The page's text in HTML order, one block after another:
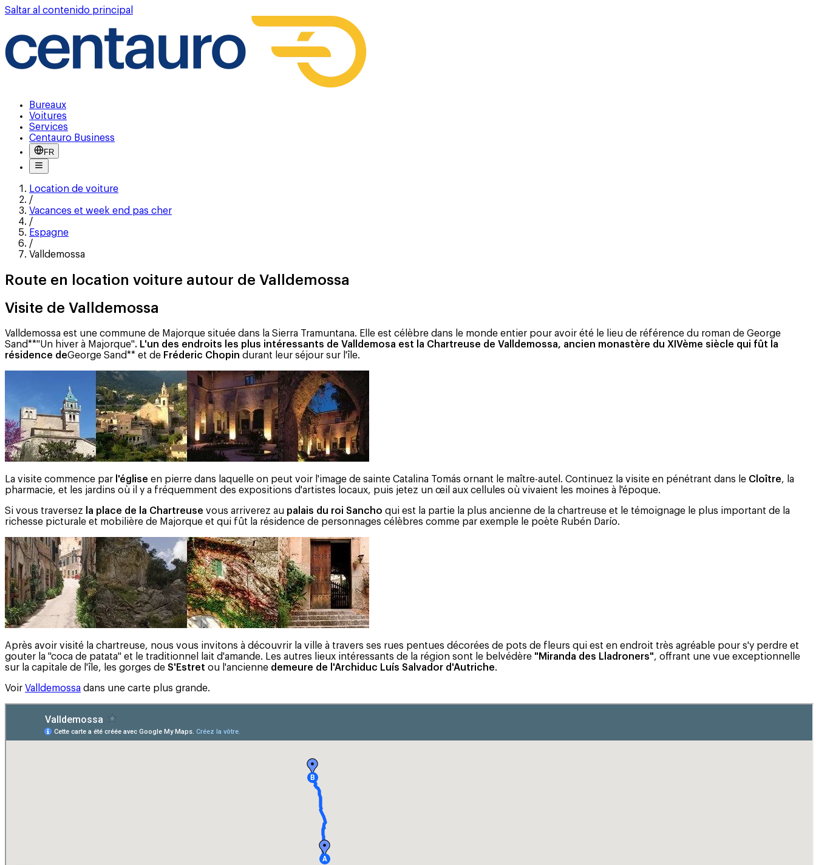
Saltar al contenido principal
Bureaux
Voitures
Services
Centauro Business
FR
Location de voiture
/
Vacances et week end pas cher
/
Espagne
/
Valldemossa
Route en location voiture autour de Valldemossa
Visite de Valldemossa
Valldemossa est une commune de Majorque située dans la Sierra Tramuntana. Elle est célèbre dans le monde entier pour avoir été le lieu de référence du roman de George
Sand**"Un hiver à Majorque". L'un des endroits les plus intéressants de Valldemosa est la Chartreuse de Valldemossa, ancien monastère du XIVème siècle qui fût la
résidence deGeorge Sand** et de Fréderic Chopin durant leur séjour sur l'île.
La visite commence par l'église en pierre dans laquelle on peut voir l'image de sainte Catalina Tomás ornant le maître-autel. Continuez la visite en pénétrant dans le Cloître, la
pharmacie, et les jardins où il y a fréquemment des expositions d'artistes locaux, puis jetez un œil aux cellules où vivaient les moines à l'époque.
Si vous traversez la place de la Chartreuse vous arriverez au palais du roi Sancho qui est la partie la plus ancienne de la chartreuse et le témoignage le plus important de la
richesse picturale et mobilière de Majorque et qui fût la résidence de personnages célèbres comme par exemple le poète Rubén Darío.
Après avoir visité la chartreuse, nous vous invitons à découvrir la ville à travers ses rues pentues décorées de pots de fleurs qui est en endroit très agréable pour s'y perdre et
gouter la "coca de patata" et le traditionnel lait d'amande. Les autres lieux intéressants de la région sont le belvédère "Miranda des Lladroners", offrant une vue exceptionnelle
sur la capitale de l'île, les gorges de S'Estret ou l'ancienne demeure de l'Archiduc Luís Salvador d'Autriche.
Voir Valldemossa dans une carte plus grande.